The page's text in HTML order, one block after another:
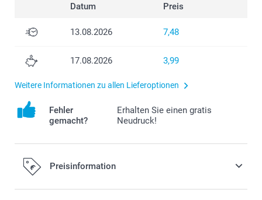
Datum Preis
13.08.2026 7,48
17.08.2026 3,99
Weitere Informationen zu allen Lieferoptionen
Fehler
gemacht?
Erhalten Sie einen gratis
Neudruck!
Preisinformation